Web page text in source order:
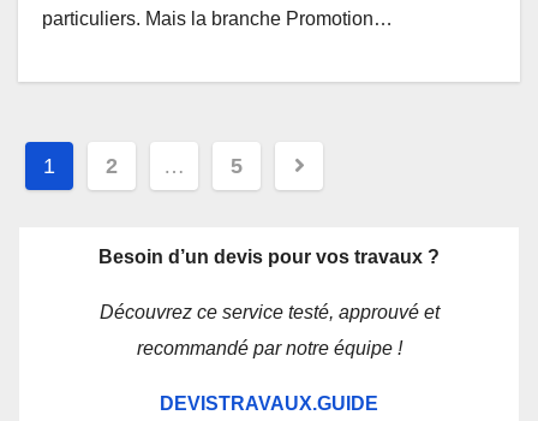
particuliers. Mais la branche Promotion…
Navigation
articles
1 2 … 5
Besoin d’un devis pour vos travaux ?
Découvrez ce service testé, approuvé et
recommandé par notre équipe !
DEVISTRAVAUX.GUIDE